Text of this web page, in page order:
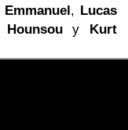
Emmanuel, Lucas
y Kurt